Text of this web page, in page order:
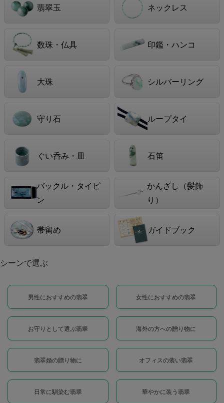
翡翠玉 ネックレス
数珠・仏具 印鑑・ハンコ
大珠 シルバーリング
守り石 ループタイ
ぐい呑み・皿 石笛
バックル・タイピ
ン
かんざし（髪飾
り）
帯留め ガイドブック
シーンで選ぶ
男性におすすめの翡翠 女性におすすめの翡翠
お守りとして選ぶ翡翠 海外の方への贈り物に
翡翠婚の贈り物に オフィスの装い翡翠
日常に馴染む翡翠 華やかに装う翡翠